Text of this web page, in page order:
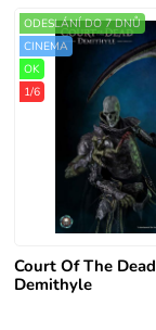
Court Of The Dead
Demithyle
ODESLÁNÍ DO 7 DNŮ
CINEMA
OK
1/6